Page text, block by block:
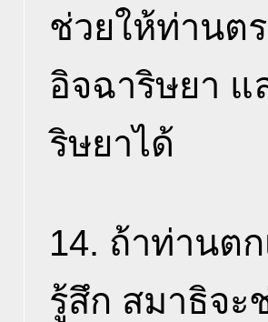
ช่วยให้ท่านต
อิจฉาริษยา แ
ริษยาได้
14. ถ้าท่านต
รู้สึก สมาธิจะ